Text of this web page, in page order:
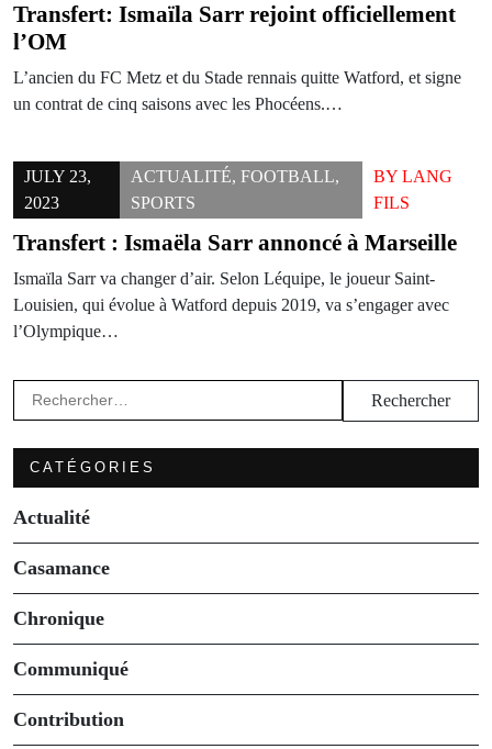
Transfert: Ismaïla Sarr rejoint officiellement
l’OM
L’ancien du FC Metz et du Stade rennais quitte Watford, et signe
un contrat de cinq saisons avec les Phocéens.…
JULY 23,
2023
ACTUALITÉ, FOOTBALL,
SPORTS
BY LANG
FILS
Transfert : Ismaëla Sarr annoncé à Marseille
Ismaïla Sarr va changer d’air. Selon Léquipe, le joueur Saint-
Louisien, qui évolue à Watford depuis 2019, va s’engager avec
l’Olympique…
Rechercher :
CATÉGORIES
Actualité
Casamance
Chronique
Communiqué
Contribution